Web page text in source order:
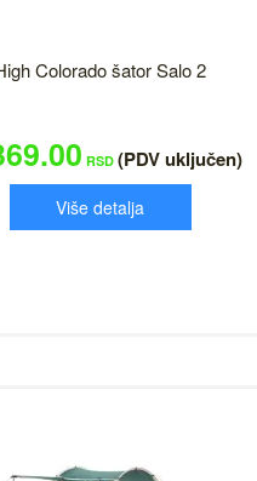
Colorado šator Salo 2
RSD (PDV uključen)
Više detalja